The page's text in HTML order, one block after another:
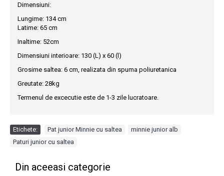
Dimensiuni:
Lungime: 134 cm
Latime: 65 cm
Inaltime: 52cm
Dimensiuni interioare: 130 (L) x 60 (l)
Grosime saltea: 6 cm, realizata din spuma poliuretanica
Greutate: 28kg
Termenul de excecutie este de 1-3 zile lucratoare.
Etichete: Pat junior Minnie cu saltea minnie junior alb
Paturi junior cu saltea
Din aceeasi categorie